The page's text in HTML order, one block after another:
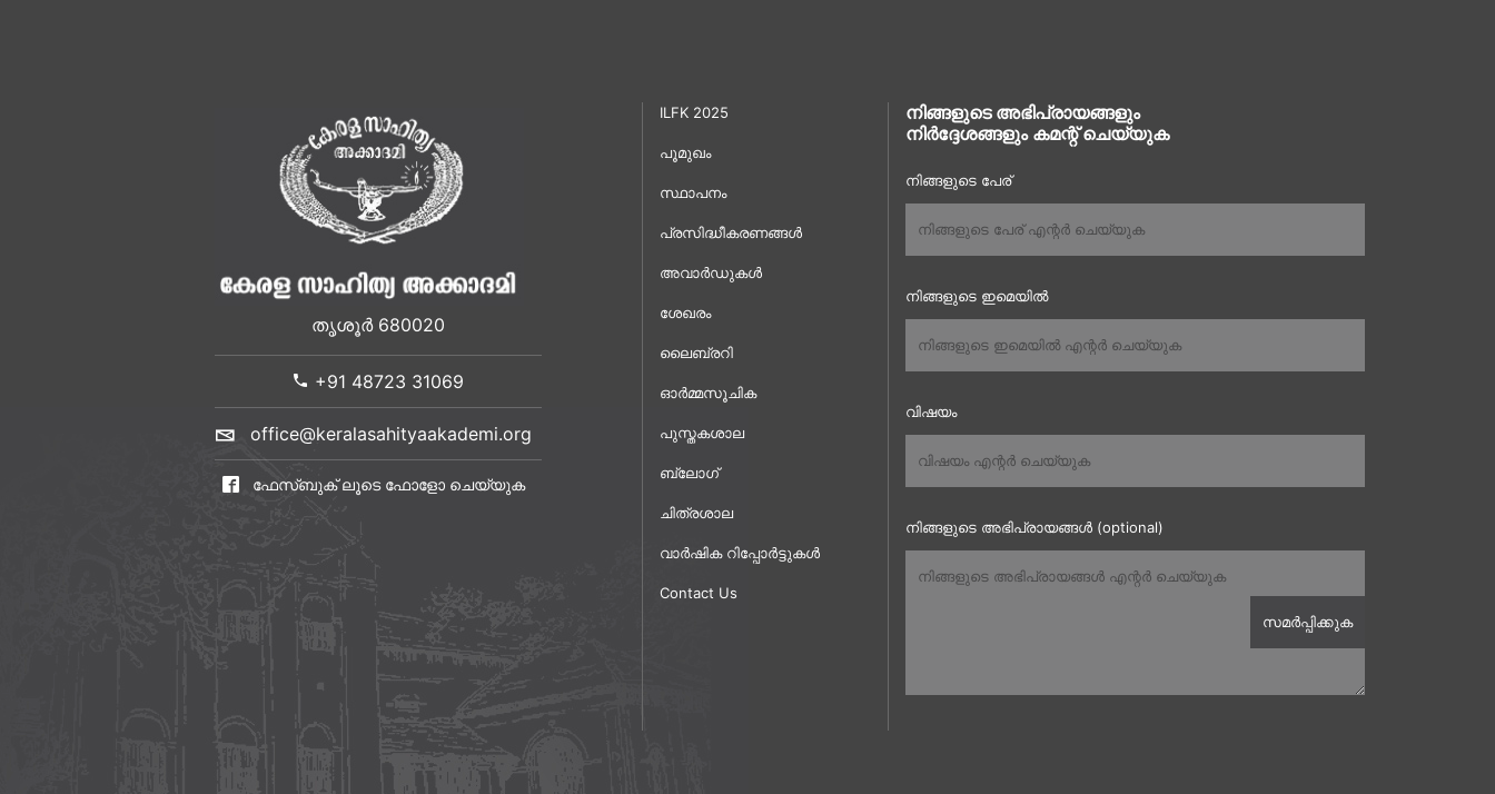
തൃശൂർ 680020
+91 48723 31069
office@keralasahityaakademi.org
ഫേസ്ബുക് ലൂടെ ഫോളോ ചെയ്യുക
ILFK 2025
പൂമുഖം
സ്ഥാപനം
പ്രസിദ്ധീകരണങ്ങൾ
അവാർഡുകൾ
ശേഖരം
ലൈബ്രറി
ഓർമ്മസൂചിക
പുസ്തകശാല
ബ്ലോഗ്
ചിത്രശാല
വാർഷിക റിപ്പോർട്ടുകൾ
Contact Us
നിങ്ങളുടെ അഭിപ്രായങ്ങളും
നിർദ്ദേശങ്ങളും കമന്റ് ചെയ്യുക
നിങ്ങളുടെ പേര്
നിങ്ങളുടെ ഇമെയിൽ
വിഷയം
നിങ്ങളുടെ അഭിപ്രായങ്ങൾ (optional)